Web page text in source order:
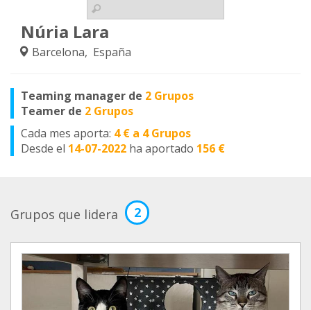
Núria Lara
Barcelona, España
Teaming manager de 2 Grupos
Teamer de 2 Grupos
Cada mes aporta: 4 € a 4 Grupos
Desde el 14-07-2022 ha aportado 156 €
Grupos que lidera 2